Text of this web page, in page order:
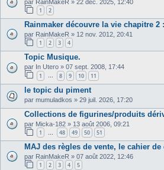
par RainMakeR » 22 déc. 2025, 12:40
1 2
Rainmaker découvre la vie chapitre 2
par RainMakeR » 12 nov. 2012, 20:41
1 2 3 4
Topic Musique.
par In Utero » 07 sept. 2008, 17:44
1 … 8 9 10 11
le topic du piment
par mumuladkos » 29 juil. 2026, 17:20
Collections de figurines/produits
par Micka-182 » 13 août 2006, 09:21
1 48 49 50 51
MAJ des règles de vente, le cahier de
par RainMakeR » 07 août 2022, 12:46
1 2 3 4 5